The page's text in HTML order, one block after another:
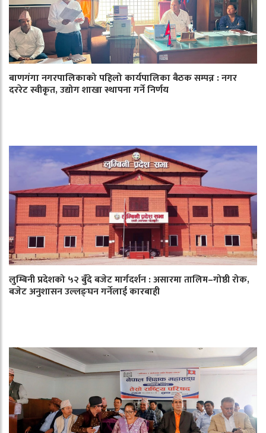
बाणगंगा नगरपालिकाको पहिलो कार्यपालिका बैठक सम्पन्न : नगर
दररेट स्वीकृत, उद्योग शाखा स्थापना गर्ने निर्णय
लुम्बिनी प्रदेशको ५२ बुँदे बजेट मार्गदर्शन : असारमा तालिम–गोष्ठी रोक,
बजेट अनुशासन उल्लङ्घन गर्नेलाई कारबाही